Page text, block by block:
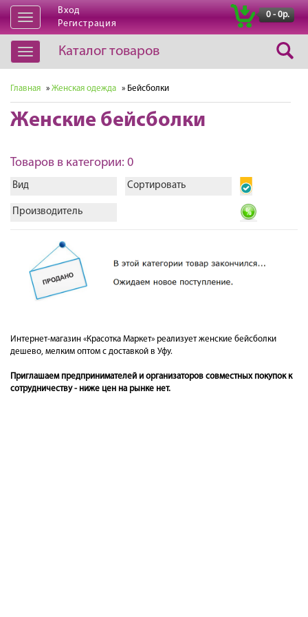
Открыть
навигацию
Вход
Регистрация
0 - 0р.
Открыть
навигацию
Каталог товаров
Главная » Женская одежда » Бейсболки
Женские бейсболки
Товаров в категории: 0
Вид Сортировать
Производитель
Интернет-магазин «Красотка Маркет» реализует женские бейсболки
дешево, мелким оптом с доставкой в Уфу.
Приглашаем предпринимателей и организаторов совместных покупок к
сотрудничеству - ниже цен на рынке нет.